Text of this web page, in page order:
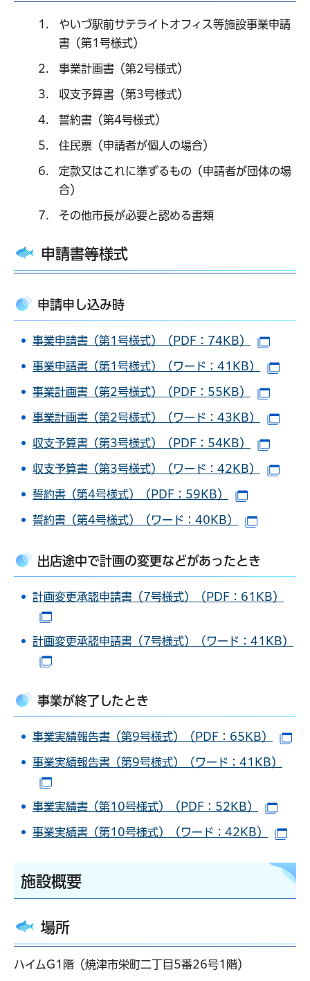
やいづ駅前サテライトオフィス等施設事業申請
書（第1号様式）
事業計画書（第2号様式）
収支予算書（第3号様式）
誓約書（第4号様式）
住民票（申請者が個人の場合）
定款又はこれに準ずるもの（申請者が団体の場
合）
その他市長が必要と認める書類
申請書等様式
申請申し込み時
事業申請書（第1号様式）（PDF：74KB）
事業申請書（第1号様式）（ワード：41KB）
事業計画書（第2号様式）（PDF：55KB）
事業計画書（第2号様式）（ワード：43KB）
収支予算書（第3号様式）（PDF：54KB）
収支予算書（第3号様式）（ワード：42KB）
誓約書（第4号様式）（PDF：59KB）
誓約書（第4号様式）（ワード：40KB）
出店途中で計画の変更などがあったとき
計画変更承認申請書（7号様式）（PDF：61KB）
計画変更承認申請書（7号様式）（ワード：41KB）
事業が終了したとき
事業実績報告書（第9号様式）（PDF：65KB）
事業実績報告書（第9号様式）（ワード：41KB）
事業実績書（第10号様式）（PDF：52KB）
事業実績書（第10号様式）（ワード：42KB）
施設概要
場所
ハイムG1階（焼津市栄町二丁目5番26号1階）